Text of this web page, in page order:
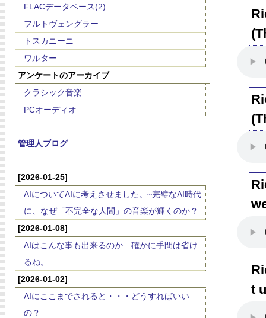
FLACデータベース(2)
フルトヴェングラー
トスカニーニ
ワルター
アンケートのアーカイブ
クラシック音楽
PCオーディオ
管理人ブログ
[2026-01-25]
AIについてAIに考えさせました。~完璧なAI時代
に、なぜ「不完全な人間」の音楽が輝くのか？
[2026-01-08]
AIはこんな事も出来るのか…確かに手間は省け
るね。
[2026-01-02]
AIにここまでされると・・・どうすればいい
の？
t